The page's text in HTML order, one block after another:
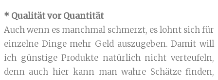
* Qualität vor Quantität
Auch wenn es manchmal schmerzt, es lohnt sich für
einzelne Dinge mehr Geld auszugeben. Damit will
ich günstige Produkte natürlich nicht verteufeln,
denn auch hier kann man wahre Schätze finden,